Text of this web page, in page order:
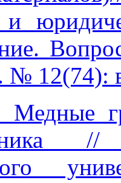
и
№ 12(74):